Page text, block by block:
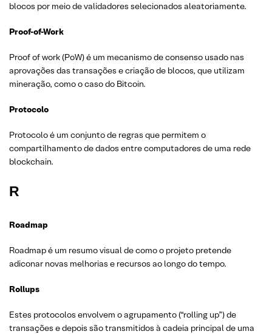
blocos por meio de validadores selecionados aleatoriamente.
Proof-of-Work
Proof of work (PoW) é um mecanismo de consenso usado nas
aprovações das transações e criação de blocos, que utilizam
mineração, como o caso do Bitcoin.
Protocolo
Protocolo é um conjunto de regras que permitem o
compartilhamento de dados entre computadores de uma rede
blockchain.
R
Roadmap
Roadmap é um resumo visual de como o projeto pretende
adiconar novas melhorias e recursos ao longo do tempo.
Rollups
Estes protocolos envolvem o agrupamento (“rolling up”) de
transações e depois são transmitidos à cadeia principal de uma